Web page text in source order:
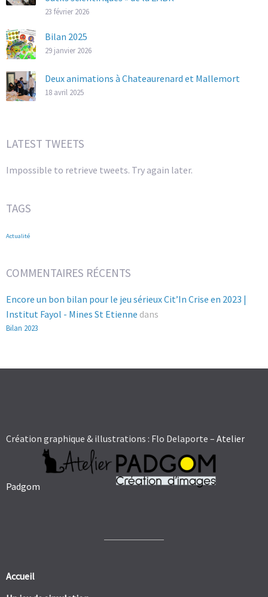
23 février 2026
Bilan 2025
29 janvier 2026
Deux animations à Chateaurenard et Mallemort
18 avril 2025
LATEST TWEETS
Impossible to retrieve tweets. Try again later.
TAGS
Actualité
COMMENTAIRES RÉCENTS
Encore un bon bilan pour le jeu sérieux Cit’In Crise en 2023 |
Institut Fayol - Mines St Etienne dans
Bilan 2023
Création graphique & illustrations : Flo Delaporte – Atelier
Padgom
Accueil